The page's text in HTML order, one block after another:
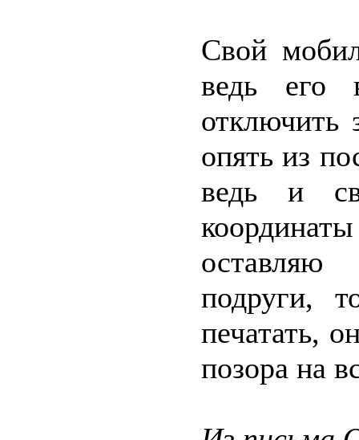
Свой
ведь его
отключить
опять из
ведь и
подруги,
печатать,
позора на